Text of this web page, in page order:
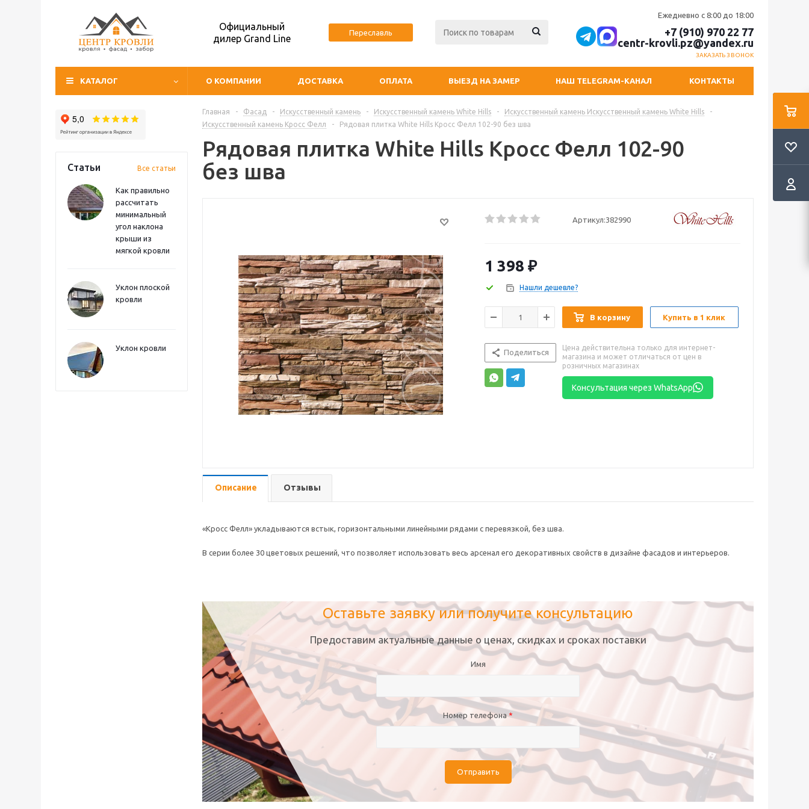
Официальный
дилер Grand Line
Переславль
Ежедневно с 8:00 до 18:00
+7 (910) 970 22 77
centr-krovli.pz@yandex.ru
ЗАКАЗАТЬ ЗВОНОК
КАТАЛОГ О КОМПАНИИ ДОСТАВКА ОПЛАТА ВЫЕЗД НА ЗАМЕР НАШ TELEGRAM-КАНАЛ КОНТАКТЫ
Статьи Все статьи
Как правильно
рассчитать
минимальный
угол наклона
крыши из
мягкой кровли
Уклон плоской
кровли
Уклон кровли
Главная - Фасад - Искусственный камень - Искусственный камень White Hills - Искусственный камень Искусственный камень White Hills
-
Искусственный камень Кросс Фелл
- Рядовая плитка White Hills Кросс Фелл 102-90 без шва
Рядовая плитка White Hills Кросс Фелл 102-90
без шва
Артикул:382990
1 398 ₽
Нашли дешевле?
В корзину Купить в 1 клик
Поделиться
Цена действительна только для интернет-
магазина и может отличаться от цен в
розничных магазинах
Консультация через WhatsApp
Описание Отзывы
«Кросс Фелл» укладываются встык, горизонтальными линейными рядами с перевязкой, без шва.
В серии более 30 цветовых решений, что позволяет использовать весь арсенал его декоративных свойств в дизайне фасадов и интерьеров.
Оставьте заявку или получите консультацию
Предоставим актуальные данные о ценах, скидках и сроках поставки
Имя
Номер телефона*
Отправить